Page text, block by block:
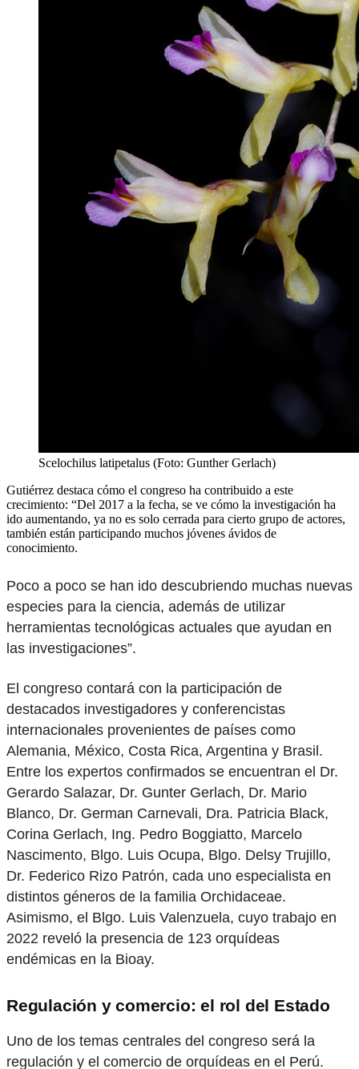
Scelochilus latipetalus (Foto: Gunther Gerlach)
Gutiérrez destaca cómo el congreso ha contribuido a este
crecimiento: “Del 2017 a la fecha, se ve cómo la investigación ha
ido aumentando, ya no es solo cerrada para cierto grupo de actores,
también están participando muchos jóvenes ávidos de
conocimiento.
Poco a poco se han ido descubriendo muchas nuevas
especies para la ciencia, además de utilizar
herramientas tecnológicas actuales que ayudan en
las investigaciones”.
El congreso contará con la participación de
destacados investigadores y conferencistas
internacionales provenientes de países como
Alemania, México, Costa Rica, Argentina y Brasil.
Entre los expertos confirmados se encuentran el Dr.
Gerardo Salazar, Dr. Gunter Gerlach, Dr. Mario
Blanco, Dr. German Carnevali, Dra. Patricia Black,
Corina Gerlach, Ing. Pedro Boggiatto, Marcelo
Nascimento, Blgo. Luis Ocupa, Blgo. Delsy Trujillo,
Dr. Federico Rizo Patrón, cada uno especialista en
distintos géneros de la familia Orchidaceae.
Asimismo, el Blgo. Luis Valenzuela, cuyo trabajo en
2022 reveló la presencia de 123 orquídeas
endémicas en la Bioay.
Regulación y comercio: el rol del Estado
Uno de los temas centrales del congreso será la
regulación y el comercio de orquídeas en el Perú.